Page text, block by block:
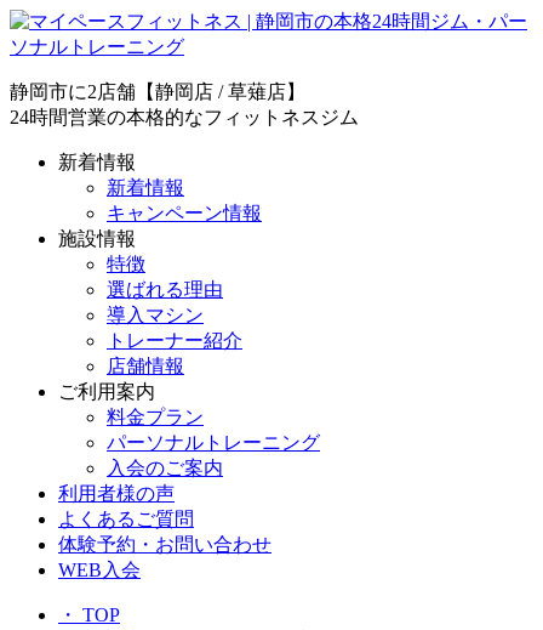
静岡市に2店舗【静岡店 / 草薙店】
24時間営業の本格的なフィットネスジム
新着情報
新着情報
キャンペーン情報
施設情報
特徴
選ばれる理由
導入マシン
トレーナー紹介
店舗情報
ご利用案内
料金プラン
パーソナルトレーニング
入会のご案内
利用者様の声
よくあるご質問
体験予約・お問い合わせ
WEB入会
・ TOP